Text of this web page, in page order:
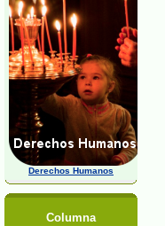
Derechos Humanos
Columna